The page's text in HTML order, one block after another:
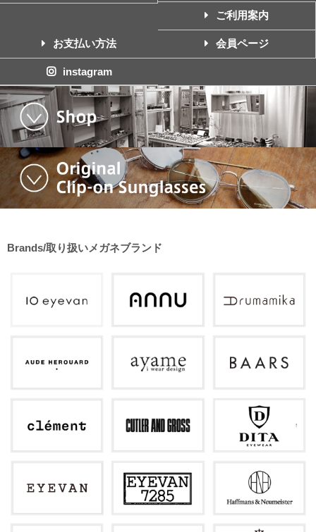
ご利用案内
お支払い方法 会員ページ
instagram
Brands/取り扱いメガネブランド